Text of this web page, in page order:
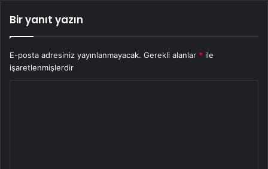
Bir yanıt yazın
E-posta adresiniz yayınlanmayacak. Gerekli alanlar * ile
işaretlenmişlerdir